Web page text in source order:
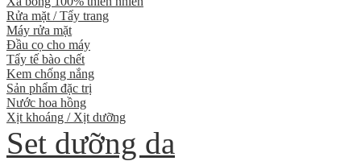
Rửa mặt / Tẩy trang
Máy rửa mặt
Đầu cọ cho máy
Tẩy tế bào chết
Kem chống nắng
Sản phẩm đặc trị
Nước hoa hồng
Xịt khoáng / Xịt dưỡng
Set dưỡng da